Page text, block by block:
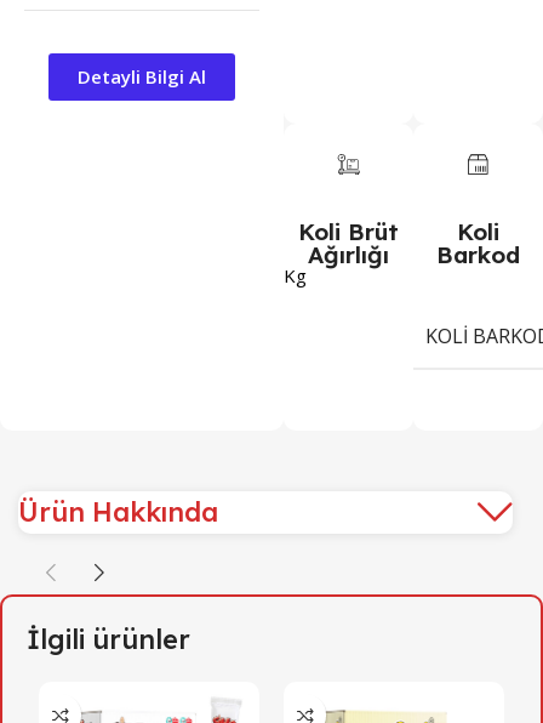
Detayli Bilgi Al
Koli Brüt
Ağırlığı
Kg
Koli
Barkod
KOLI
Ürün Hakkında
İlgili ürünler